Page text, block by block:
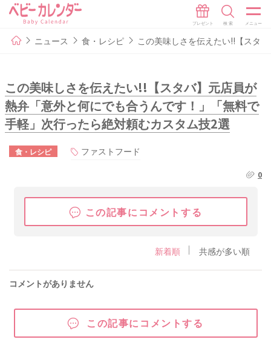
ニュース 食・レシピ この美味しさを伝えたい!!【スタ
この美味しさを伝えたい!!【スタバ】元店員が
熱弁「意外と何にでも合うんです！」「無料で
手軽」次行ったら絶対頼むカスタム技2選
食・レシピ ファストフード
0
この記事にコメントする
新着順 共感が多い順
コメントがありません
この記事にコメントする